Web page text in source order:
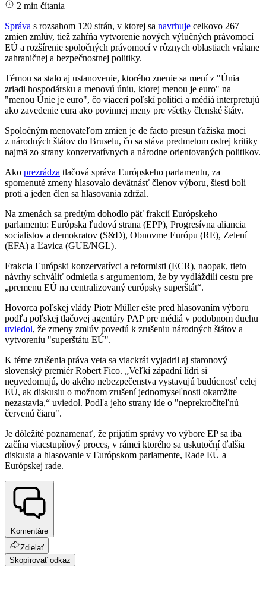
2 min čítania
Správa s rozsahom 120 strán, v ktorej sa navrhuje celkovo 267
zmien zmlúv, tiež zahŕňa vytvorenie nových výlučných právomocí
EÚ a rozšírenie spoločných právomocí v rôznych oblastiach vrátane
zahraničnej a bezpečnostnej politiky.
Témou sa stalo aj ustanovenie, ktorého znenie sa mení z "Únia
zriadi hospodársku a menovú úniu, ktorej menou je euro" na
"menou Únie je euro", čo viacerí poľskí politici a médiá interpretujú
ako zavedenie eura ako povinnej meny pre všetky členské štáty.
Spoločným menovateľom zmien je de facto presun ťažiska moci
z národných štátov do Bruselu, čo sa stáva predmetom ostrej kritiky
najmä zo strany konzervatívnych a národne orientovaných politikov.
Ako prezrádza tlačová správa Európskeho parlamentu, za
spomenuté zmeny hlasovalo devätnásť členov výboru, šiesti boli
proti a jeden člen sa hlasovania zdržal.
Na zmenách sa predtým dohodlo päť frakcií Európskeho
parlamentu: Európska ľudová strana (EPP), Progresívna aliancia
socialistov a demokratov (S&D), Obnovme Európu (RE), Zelení
(EFA) a Ľavica (GUE/NGL).
Frakcia Európski konzervatívci a reformisti (ECR), naopak, tieto
návrhy schváliť odmietla s argumentom, že by vydláždili cestu pre
„premenu EÚ na centralizovaný európsky superštát“.
Hovorca poľskej vlády Piotr Müller ešte pred hlasovaním výboru
podľa poľskej tlačovej agentúry PAP pre médiá v podobnom duchu
uviedol, že zmeny zmlúv povedú k zrušeniu národných štátov a
vytvoreniu "superštátu EÚ".
K téme zrušenia práva veta sa viackrát vyjadril aj staronový
slovenský premiér Robert Fico. „Veľkí západní lídri si
neuvedomujú, do akého nebezpečenstva vystavujú budúcnosť celej
EÚ, ak diskusiu o možnom zrušení jednomyseľnosti okamžite
nezastavia,“ uviedol. Podľa jeho strany ide o "neprekročiteľnú
červenú čiaru".
Je dôležité poznamenať, že prijatím správy vo výbore EP sa iba
začína viacstupňový proces, v rámci ktorého sa uskutoční ďalšia
diskusia a hlasovanie v Európskom parlamente, Rade EÚ a
Európskej rade.
Komentáre
Zdielať
Skopírovať odkaz